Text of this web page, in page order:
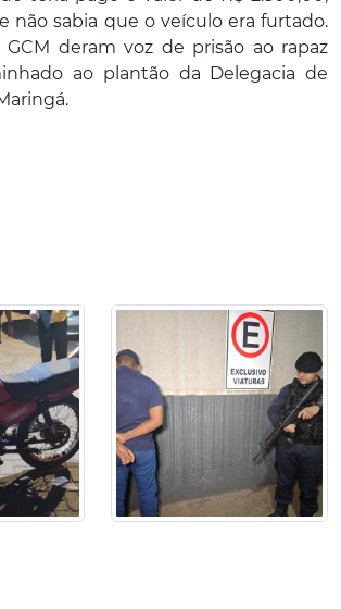
não sabia que o veículo era furtado.
deram voz de prisão ao rapaz
ao plantão da Delegacia de